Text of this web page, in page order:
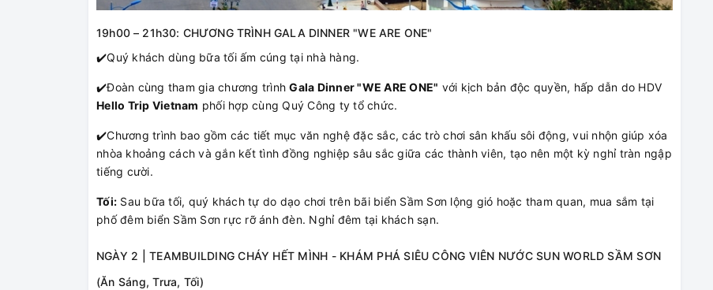
19h00 – 21h30: CHƯƠNG TRÌNH GALA DINNER "WE ARE ONE"
✔️Quý khách dùng bữa tối ấm cúng tại nhà hàng.
✔️Đoàn cùng tham gia chương trìnhGala Dinner "WE ARE ONE" với kịch bản độc quyền, hấp dẫn do HDV
Hello Trip Vietnam phối hợp cùng Quý Công ty tổ chức.
✔️Chương trình bao gồm các tiết mục văn nghệ đặc sắc, các trò chơi sân khấu sôi động, vui nhộn giúp xóa
nhòa khoảng cách và gắn kết tình đồng nghiệp sâu sắc giữa các thành viên, tạo nên một kỳ nghỉ tràn ngập
tiếng cười.
Tối: Sau bữa tối, quý khách tự do dạo chơi trên bãi biển Sầm Sơn lộng gió hoặc tham quan, mua sắm tại
phố đêm biển Sầm Sơn rực rỡ ánh đèn. Nghỉ đêm tại khách sạn.
NGÀY 2 | TEAMBUILDING CHÁY HẾT MÌNH - KHÁM PHÁ SIÊU CÔNG VIÊN NƯỚC SUN WORLD SẦM SƠN
(Ăn Sáng, Trưa, Tối)